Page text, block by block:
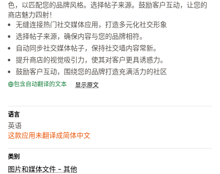
色，以匹配您的品牌风格。选择帖子来源。鼓励客户互动，让您的
商店魅力四射！
无缝连接热门社交媒体应用，打造多元化社交形象
选择帖子来源，确保内容与您的品牌相符。
自动同步社交媒体帖子，保持社交墙内容常新。
提升商店的视觉吸引力，使其对客户更具诱惑力。
鼓励客户互动，围绕您的品牌打造充满活力的社区
包含自动翻译的文本 显示原文
语言
英语
这款应用未翻译成简体中文
类别
图片和媒体文件 - 其他